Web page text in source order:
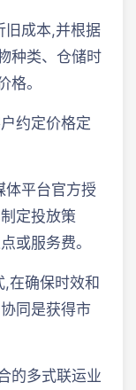
旧成本,并根据
种类、仓储时
格。
约定价格定
体平台官方授
定投放策
或服务费。
在确保时效和
同是获得市
的多式联运业